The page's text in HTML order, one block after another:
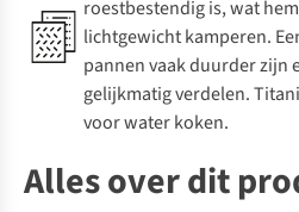
roestbestendig is, wat
lichtgewicht kamperen.
pannen vaak duurder zijn
gelijkmatig verdelen.
voor water koken.
Alles over dit